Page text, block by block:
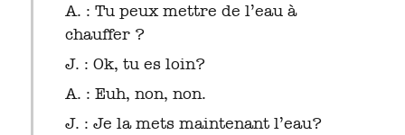
A. : Tu peux mettre de l’eau à
chauffer ?
J. : Ok, tu es loin?
A. : Euh, non, non.
J. : Je la mets maintenant l’eau?